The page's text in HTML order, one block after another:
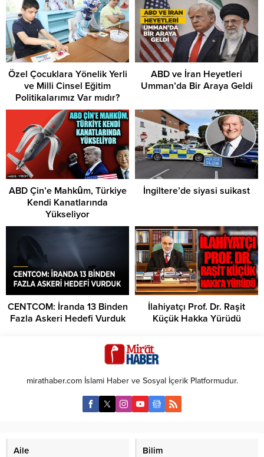
Özel Çocuklara Yönelik Yerli
ve Milli Cinsel Eğitim
Politikalarımız Var mıdır?
ABD ve İran Heyetleri
Umman’da Bir Araya Geldi
ABD Çin’e Mahkûm, Türkiye
Kendi Kanatlarında
Yükseliyor
İngiltere’de siyasi suikast
CENTCOM: İranda 13 Binden
Fazla Askeri Hedefi Vurduk
İlahiyatçı Prof. Dr. Raşit
Küçük Hakka Yürüdü
mirathaber.com İslami Haber ve Sosyal İçerik Platformudur.
Aile Bilim